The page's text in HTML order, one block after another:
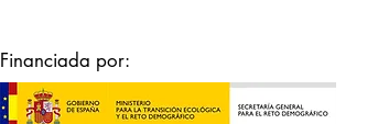
Financiada por: